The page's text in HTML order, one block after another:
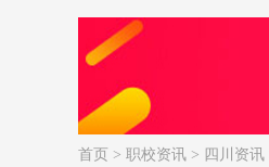
首页 > 职校资讯 > 四川资讯